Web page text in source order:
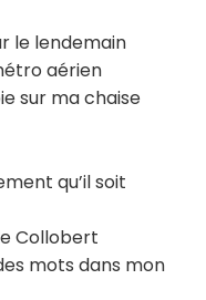
le lendemain
aérien
sur ma chaise
qu’il soit
Collobert
mots dans mon